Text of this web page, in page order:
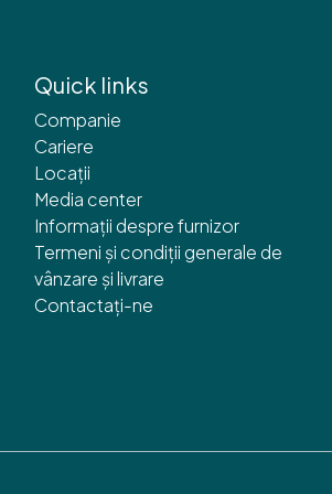
Quick links
Companie
Cariere
Locații
Media center
Informații despre furnizor
Termeni și condiții generale de
vânzare și livrare
Contactați-ne